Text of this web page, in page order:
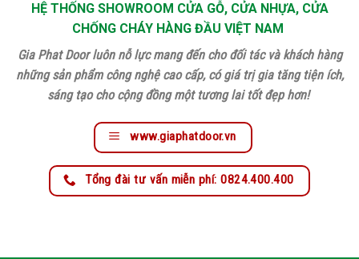
HỆ THỐNG SHOWROOM CỬA GỖ, CỬA NHỰA, CỬA
CHỐNG CHÁY HÀNG ĐẦU VIỆT NAM
Gia Phat Door luôn nỗ lực mang đến cho đối tác và khách hàng
những sản phẩm công nghệ cao cấp, có giá trị gia tăng tiện ích,
sáng tạo cho cộng đồng một tương lai tốt đẹp hơn!
www.giaphatdoor.vn
Tổng đài tư vấn miễn phí: 0824.400.400